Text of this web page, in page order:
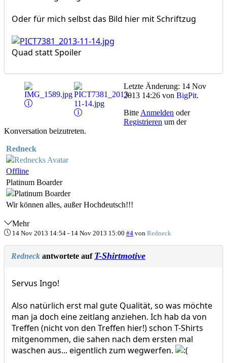
Oder für mich selbst das Bild hier mit Schriftzug
Quad statt Spoiler
Letzte Änderung: 14 Nov
2013 14:26 von BigPit.
Bitte Anmelden oder
Registrieren um der
Konversation beizutreten.
Redneck
Offline
Platinum Boarder
Wir können alles, außer Hochdeutsch!!!
Mehr
14 Nov 2013 14:54 - 14 Nov 2013 15:00 #4 von Redneck
Redneck antwortete auf T-Shirtmotive
Servus Ingo!
Also natürlich erst mal gute Qualität, so was möchte
man ja doch eine zeitlang anziehen. Ich hab da von
Treffen (nicht von den Treffen hier!) schon T-Shirts
mitgenommen, die sahen nach dem ersten mal
waschen aus... eigentlich zum wegwerfen.